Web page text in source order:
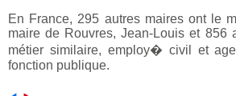
En France, 295 autres maires ont le
maire de Rouvres, Jean-Louis et 856
métier similaire, employ� civil et
fonction publique.